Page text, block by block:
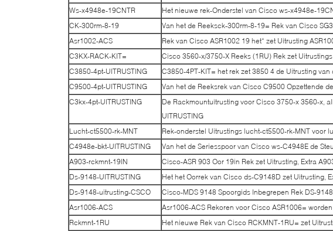
Ws-x4948e-19CNTR
Het nieuwe rek-Onderstel van Cisco ws-x4948e-
CK-300rm-8-19
Van het de Reeksck-300rm-8-19= Rek van Cisco
Asr1002-ACS
Rek van Cisco ASR1002 19 het“ zet Uitrusting
C3KX-RACK-KIT=
Cisco 3560-x/3750-X Reeks (1RU) Rek zet
C3850-4pt-UITRUSTING
C3850-4PT-KIT= het rek zet 3850 4 de Uitrusting
C9500-4pt-UITRUSTING
Van het de Reeksrek van Cisco C9500 Opzettende
C3kx-4pt-UITRUSTING
De Rackmountuitrusting voor Cisco 3750-x 3560-x,
UITRUSTING
Lucht-ct5500-rk-MNT
Rek-onderstel Uitrustings lucht-ct5500-rk-MNT voor
C4948e-bkt-UITRUSTING
Van het de Seriesspoor van Cisco ws-C4948E de
A903-rckmnt-19IN
Cisco-ASR 903 Oor 19in Rek zet Uitrusting, Extra
Ds-9148-UITRUSTING
Het het Oorrek van Cisco ds-C9148D zet Uitrusting,
Ds-9148-uitrusting-CSCO
Cisco-MDS 9148 Spoorgids Inbegrepen Rek DS-
Asr1006-ACS
Asr1006-ACS Rekoren voor Cisco ASR1006=
Rckmnt-1RU
Het nieuwe Rek van Cisco RCKMNT-1RU= zet